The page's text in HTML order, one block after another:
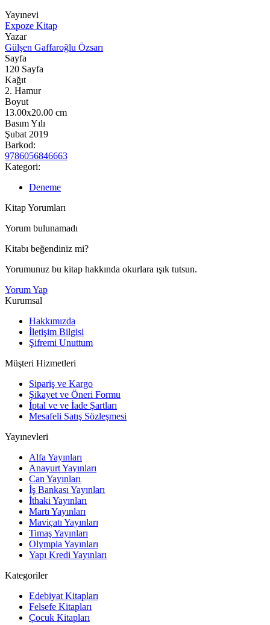
Yayınevi
Expoze Kitap
Yazar
Gülşen Gaffaroğlu Özsarı
Sayfa
120 Sayfa
Kağıt
2. Hamur
Boyut
13.00x20.00 cm
Basım Yılı
Şubat 2019
Barkod:
9786056846663
Kategori:
Deneme
Kitap Yorumları
Yorum bulunamadı
Kitabı beğendiniz mi?
Yorumunuz bu kitap hakkında okurlara ışık tutsun.
Yorum Yap
Kurumsal
Hakkımızda
İletişim Bilgisi
Şifremi Unuttum
Müşteri Hizmetleri
Sipariş ve Kargo
Şikayet ve Öneri Formu
İptal ve ve İade Şartları
Mesafeli Satış Sözleşmesi
Yayınevleri
Alfa Yayınları
Anayurt Yayınları
Can Yayınları
İş Bankası Yayınları
İthaki Yayınları
Martı Yayınları
Maviçatı Yayınları
Timaş Yayınları
Olympia Yayınları
Yapı Kredi Yayınları
Kategoriler
Edebiyat Kitapları
Felsefe Kitapları
Çocuk Kitapları